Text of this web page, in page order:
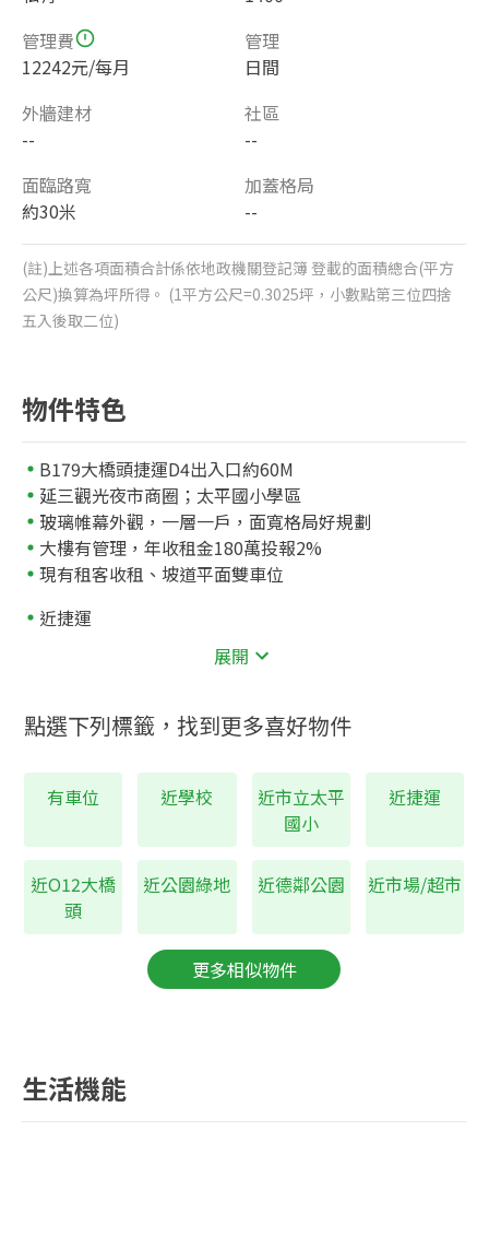
管理費
12242元/每月
管理
日間
外牆建材
--
社區
--
面臨路寬
約30米
加蓋格局
--
(註)上述各項面積合計係依地政機關登記簿 登載的面積總合(平方
公尺)換算為坪所得。 (1平方公尺=0.3025坪，小數點第三位四捨
五入後取二位)
物件特色
B179大橋頭捷運D4出入口約60M
延三觀光夜市商圈；太平國小學區
玻璃帷幕外觀，一層一戶，面寬格局好規劃
大樓有管理，年收租金180萬投報2%
現有租客收租、坡道平面雙車位
近捷運
德鄰公園
近學校
市立太平國小129公尺
市立民權國中
182公尺
近超市
延三夜市、太平市場
展開
點選下列標籤，找到更多喜好物件
有車位 近學校
近市立太平
國小
近捷運
近O12大橋
頭
近公園綠地 近德鄰公園 近市場/超市
更多相似物件
生活機能